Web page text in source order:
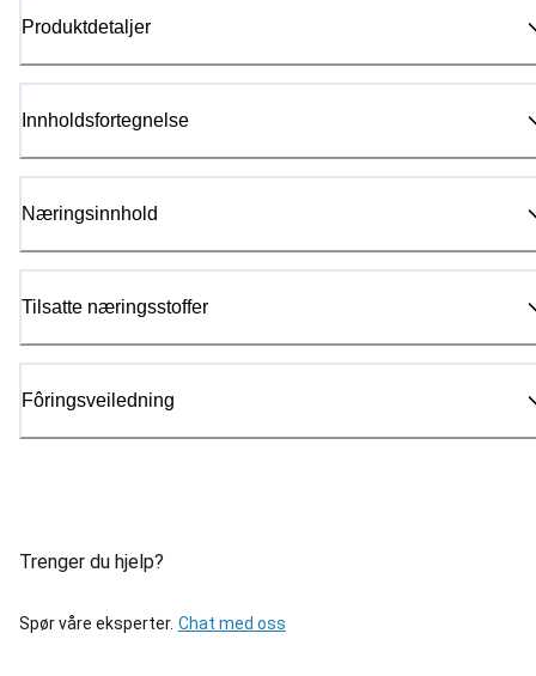
Produktdetaljer
Innholdsfortegnelse
Næringsinnhold
Tilsatte næringsstoffer
Fôringsveiledning
Trenger du hjelp?
Spør våre eksperter. Chat med oss